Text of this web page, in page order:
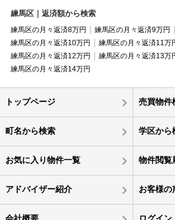
練馬区｜返済額から検索
練馬区の月々返済8万円
練馬区の月々返済9万円
練馬区の月々返済10万円
練馬区の月々返済11万
練馬区の月々返済12万円
練馬区の月々返済13万
練馬区の月々返済14万円
トップページ 売買物件
町名から検索 学区から
お気に入り物件一覧 物件閲覧
アドバイザー紹介 お客様の